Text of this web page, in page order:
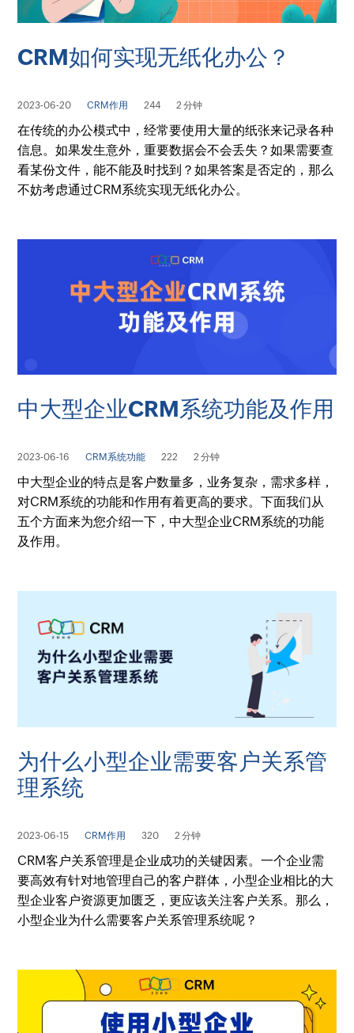
CRM如何实现无纸化办公？
2023-06-20 CRM作用 244 2 分钟
在传统的办公模式中，经常要使用大量的纸张来记录各种
信息。如果发生意外，重要数据会不会丢失？如果需要查
看某份文件，能不能及时找到？如果答案是否定的，那么
不妨考虑通过CRM系统实现无纸化办公。
中大型企业CRM系统功能及作用
2023-06-16 CRM系统功能 222 2 分钟
中大型企业的特点是客户数量多，业务复杂，需求多样，
对CRM系统的功能和作用有着更高的要求。下面我们从
五个方面来为您介绍一下，中大型企业CRM系统的功能
及作用。
为什么小型企业需要客户关系管
理系统
2023-06-15 CRM作用 320 2 分钟
CRM客户关系管理是企业成功的关键因素。一个企业需
要高效有针对地管理自己的客户群体，小型企业相比的大
型企业客户资源更加匮乏，更应该关注客户关系。那么，
小型企业为什么需要客户关系管理系统呢？